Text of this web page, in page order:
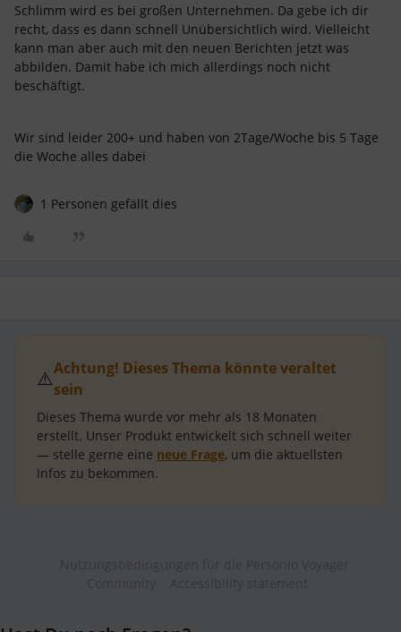
Schlimm wird es bei großen Unternehmen. Da gebe ich dir
recht, dass es dann schnell Unübersichtlich wird. Vielleicht
kann man aber auch mit den neuen Berichten jetzt was
abbilden. Damit habe ich mich allerdings noch nicht
beschäftigt.
Wir sind leider 200+ und haben von 2Tage/Woche bis 5 Tage
die Woche alles dabei
1 Personen gefällt dies
⚠️Achtung! Dieses Thema könnte veraltet
sein
Dieses Thema wurde vor mehr als 18 Monaten
erstellt. Unser Produkt entwickelt sich schnell weiter
— stelle gerne eine neue Frage, um die aktuellsten
Infos zu bekommen.